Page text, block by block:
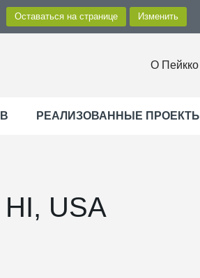
О Пейкко
РЕАЛИЗОВАННЫЕ ПРОЕКТЫ
USA